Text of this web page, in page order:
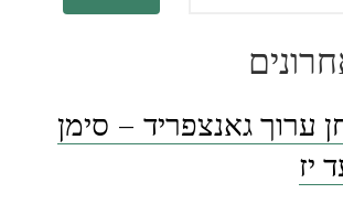
ערוך גאנצפריד – סימן
יז